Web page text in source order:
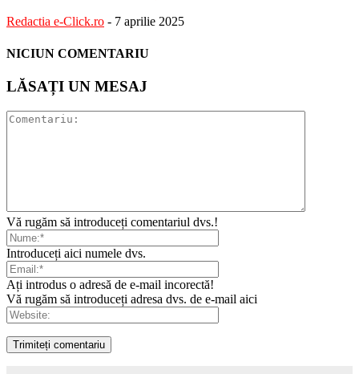
Redactia e-Click.ro - 7 aprilie 2025
NICIUN COMENTARIU
LĂSAȚI UN MESAJ
Vă rugăm să introduceți comentariul dvs.!
Introduceți aici numele dvs.
Ați introdus o adresă de e-mail incorectă!
Vă rugăm să introduceți adresa dvs. de e-mail aici